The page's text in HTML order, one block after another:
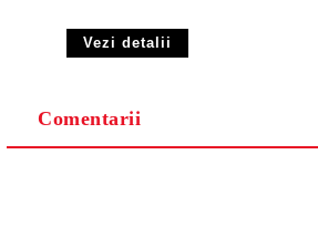
Vezi detalii
Comentarii